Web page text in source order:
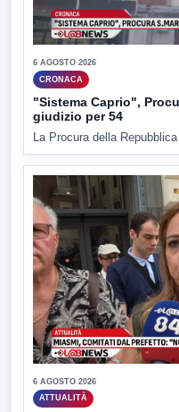
6 AGOSTO 2026
CRONACA
"Sistema Caprio",
giudizio per 54
La Procura della
6 AGOSTO 2026
ATTUALITÀ